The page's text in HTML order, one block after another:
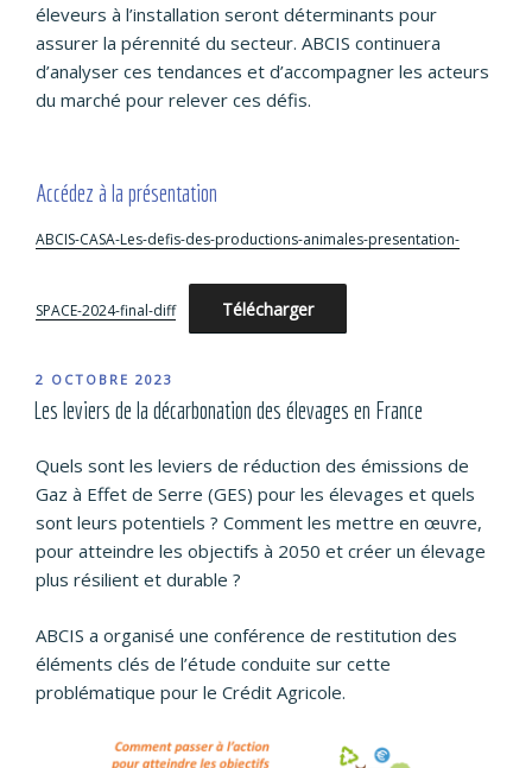
éleveurs à l’installation seront déterminants pour
assurer la pérennité du secteur. ABCIS continuera
d’analyser ces tendances et d’accompagner les acteurs
du marché pour relever ces défis.
Accédez à la présentation
ABCIS-CASA-Les-defis-des-productions-animales-presentation-
SPACE-2024-final-diff Télécharger
PUBLIÉ
LE
2 OCTOBRE 2023
Les leviers de la décarbonation des élevages en France
Quels sont les leviers de réduction des émissions de
Gaz à Effet de Serre (GES) pour les élevages et quels
sont leurs potentiels ? Comment les mettre en œuvre,
pour atteindre les objectifs à 2050 et créer un élevage
plus résilient et durable ?
ABCIS a organisé une conférence de restitution des
éléments clés de l’étude conduite sur cette
problématique pour le Crédit Agricole.